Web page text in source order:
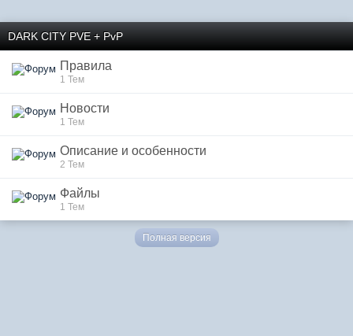
DARK CITY PVE + PvP
Правила
1 Тем
Новости
1 Тем
Описание и особенности
2 Тем
Файлы
1 Тем
Полная версия